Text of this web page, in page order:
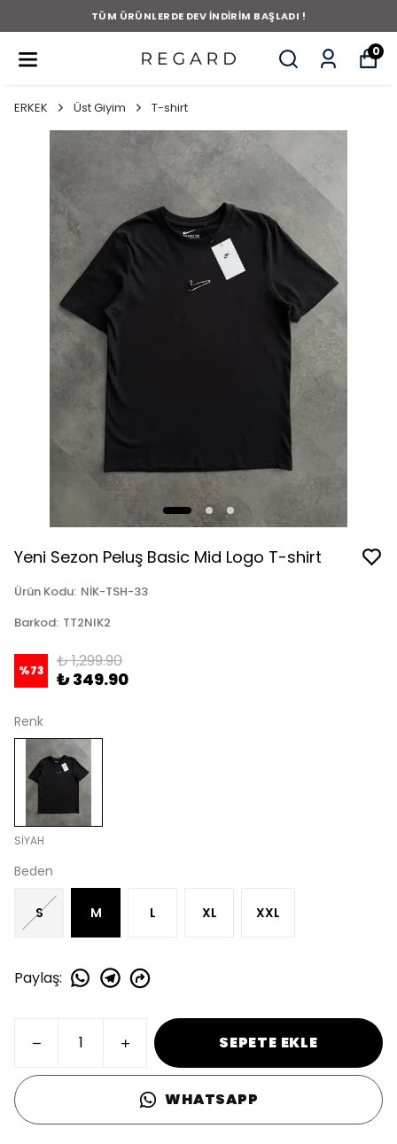
TÜM ÜRÜNLERDE DEV İNDİRİM BAŞLADI !
0
ERKEK Üst Giyim T-shirt
Yeni Sezon Peluş Basic Mid Logo T-shirt
Ürün Kodu: NİK-TSH-33
Barkod: TT2NIK2
%73 ₺ 1,299.90
₺ 349.90
Renk
SİYAH
Beden
S M L XL XXL
Paylaş:
SEPETE EKLE
WHATSAPP